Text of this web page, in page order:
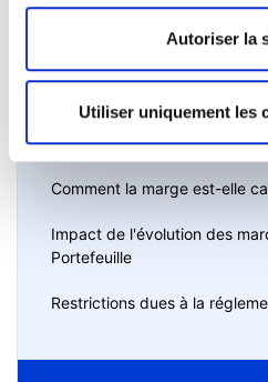
Autoriser la
Utiliser uniquement les
Modifications de l’offre pour
Comprendre l'utilization de
Comment la marge est-elle
Impact de l'évolution des
Portefeuille
Restrictions dues à la